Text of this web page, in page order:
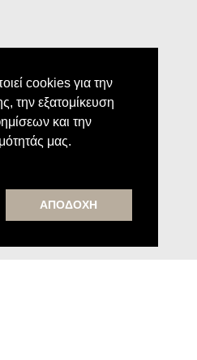
cookies για την
την εξατομίκευση
και την
μας.
ΑΠΟΔΟΧΗ